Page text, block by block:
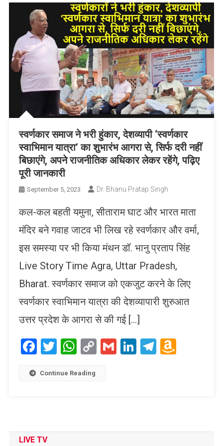
स्वर्णकार समाज ने भरी हुंकार, देशव्यापी ‘स्वर्णकार
स्वाभिमान यात्रा’ का शुभारंभ आगरा से, सिर्फ दरी नहीं
बिछाएंगे, अपने राजनीतिक अधिकार लेकर रहेंगे, पढ़िए
पूरी जानकारी
September 5, 2023 Dr. Bhanu Pratap Singh
कल-कल बहती यमुना, सीताराम घाट और भारत माता
मंदिर बने गवाह जाटव भी लिख रहे स्वर्णकार और वर्मा,
इस समस्या पर भी किया मंथन डॉ. भानु प्रताप सिंह
Live Story Time Agra, Uttar Pradesh,
Bharat. स्वर्णकार समाज को एकजुट करने के लिए
स्वर्णकार स्वाभिमान यात्रा की देशव्यापारी शुरुआत
उत्तर प्रदेश के आगरा से की गई […]
Facebook
Twitter
WhatsApp
CopyGmailLinkedIn
Telegram
Continue Reading
LIVE TV